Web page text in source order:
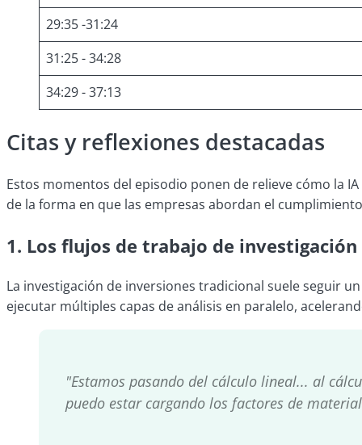
29:35 -31:24
31:25 - 34:28
34:29 - 37:13
Citas y reflexiones destacadas
Estos momentos del episodio ponen de relieve cómo la
de la forma en que las empresas abordan el
1. Los flujos de trabajo de
La investigación de inversiones tradicional suele seguir
ejecutar múltiples capas de análisis en paralelo,
"Estamos pasando del cálculo lineal... al
puedo estar cargando los factores de